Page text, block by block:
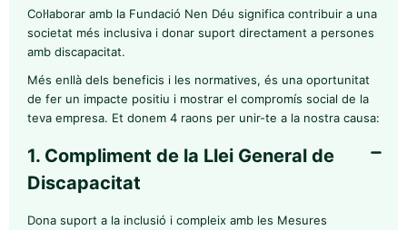
Col·laborar amb la Fundació Nen Déu significa contribuir a una
societat més inclusiva i donar suport directament a persones
amb discapacitat.
Més enllà dels beneficis i les normatives, és una oportunitat
de fer un impacte positiu i mostrar el compromís social de la
teva empresa. Et donem 4 raons per unir-te a la nostra causa:
1. Compliment de la Llei General de
Discapacitat
Dona suport a la inclusió i compleix amb les Mesures